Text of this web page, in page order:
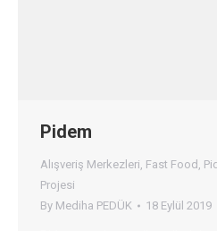
Pidem
Alışveriş Merkezleri, Fast Food ,
Projesi
By Mediha PEDÜK 18 Eylül 2019